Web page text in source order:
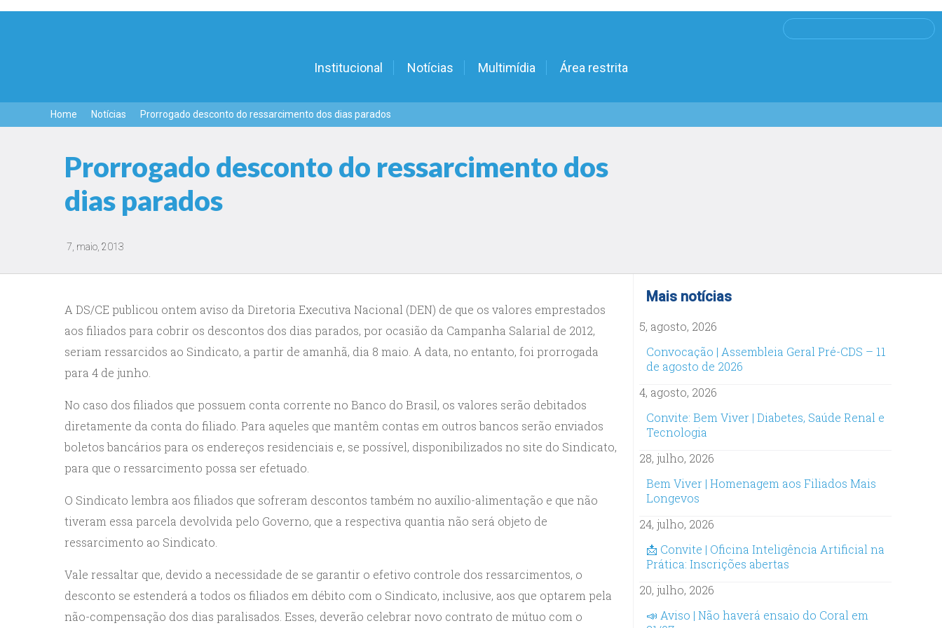
Institucional Notícias Multimídia Área restrita
Home Notícias Prorrogado desconto do ressarcimento dos dias parados
Prorrogado desconto do ressarcimento dos
dias parados
7, maio, 2013
A DS/CE publicou ontem aviso da Diretoria Executiva Nacional (DEN) de que os valores emprestados
aos filiados para cobrir os descontos dos dias parados, por ocasião da Campanha Salarial de 2012,
seriam ressarcidos ao Sindicato, a partir de amanhã, dia 8 maio. A data, no entanto, foi prorrogada
para 4 de junho.
No caso dos filiados que possuem conta corrente no Banco do Brasil, os valores serão debitados
diretamente da conta do filiado. Para aqueles que mantêm contas em outros bancos serão enviados
boletos bancários para os endereços residenciais e, se possível, disponibilizados no site do Sindicato,
para que o ressarcimento possa ser efetuado.
O Sindicato lembra aos filiados que sofreram descontos também no auxílio-alimentação e que não
tiveram essa parcela devolvida pelo Governo, que a respectiva quantia não será objeto de
ressarcimento ao Sindicato.
Vale ressaltar que, devido a necessidade de se garantir o efetivo controle dos ressarcimentos, o
desconto se estenderá a todos os filiados em débito com o Sindicato, inclusive, aos que optarem pela
não-compensação dos dias paralisados. Esses, deverão celebrar novo contrato de mútuo com o
Mais notícias
5, agosto, 2026
Convocação | Assembleia Geral Pré-CDS – 11
de agosto de 2026
4, agosto, 2026
Convite: Bem Viver | Diabetes, Saúde Renal e
Tecnologia
28, julho, 2026
Bem Viver | Homenagem aos Filiados Mais
Longevos
24, julho, 2026
📩 Convite | Oficina Inteligência Artificial na
Prática: Inscrições abertas
20, julho, 2026
📣 Aviso | Não haverá ensaio do Coral em